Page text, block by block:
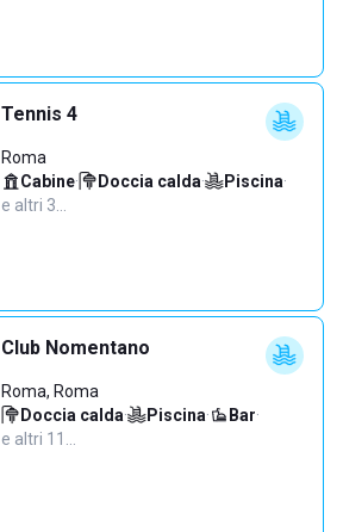
Tennis 4
Roma
Cabine· Doccia calda· Piscina·
e altri 3…
Club Nomentano
Roma, Roma
Doccia calda· Piscina· Bar·
e altri 11…